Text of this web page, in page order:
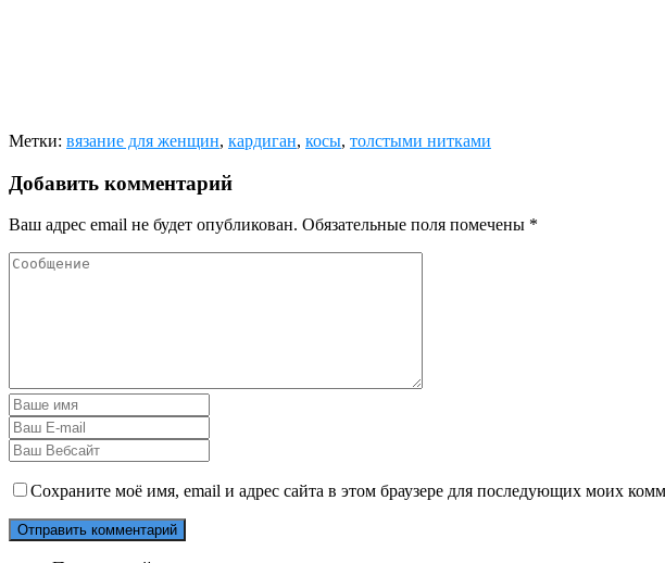
Метки: вязание для женщин, кардиган, косы, толстыми нитками
Добавить комментарий
Ваш адрес email не будет опубликован. Обязательные поля помечены *
Сохраните моё имя, email и адрес сайта в этом браузере для последующих моих